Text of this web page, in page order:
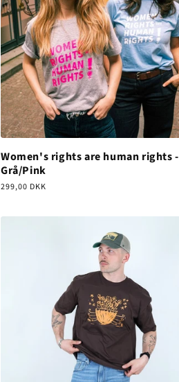
Women's rights are human rights -
Grå/Pink
Normalpris
299,00 DKK